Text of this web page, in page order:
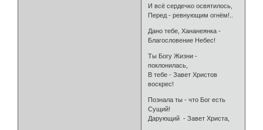
И всё сердечко освятилось,
Перед - ревнующим огнём!..
Дано тебе, Хананеянка -
Благословение Небес!
Ты Богу Жизни -
поклонилась,
В тебе - Завет Христов
воскрес!
Познала ты - что Бог есть
Сущий!
Дарующий - Завет Христа,